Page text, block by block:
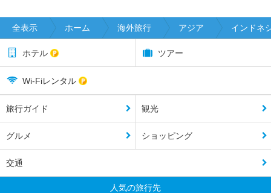
全表示 ホーム 海外旅行 アジア インドネ
ホテル ツアー
Wi-Fiレンタル
旅行ガイド 観光
グルメ ショッピング
交通
人気の旅行先